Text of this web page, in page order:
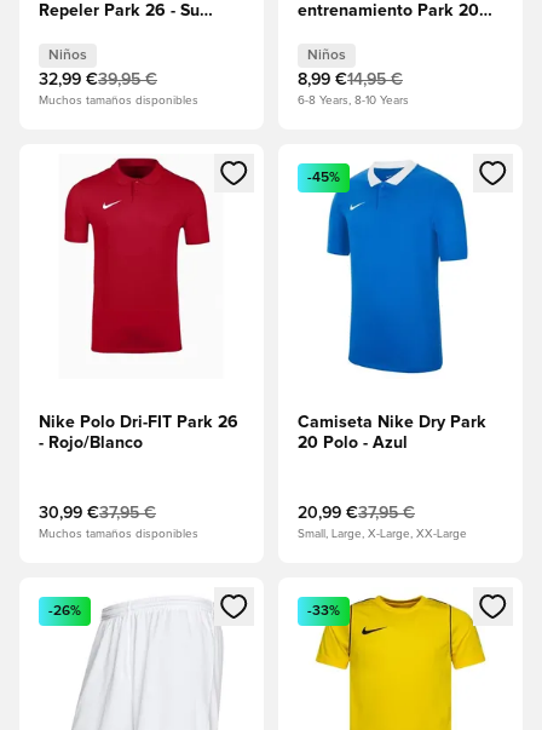
Repeler Park 26 - Su
Niños
32,99 €39,95 €
Muchos tamaños disponibles
entrenamiento Park 20
Niños
8,99 €14,95 €
6-8 Years, 8-10 Years
Abre un modal para iniciar sesión o registrarse como
Nike Polo Dri-FIT Park 26
- Rojo/Blanco
30,99 €37,95 €
Muchos tamaños disponibles
Abre un modal para iniciar
-45%
Camiseta Nike Dry Park
20 Polo - Azul
20,99 €37,95 €
Small, Large, X-Large, XX-Large
Abre un modal para iniciar sesión o registrarse como
-26%
Abre un modal para iniciar
-33%